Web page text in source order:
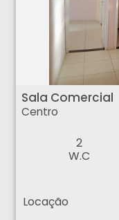
Sala Comercial - Centro - Ribeirão Preto
Sala Comercial
Centro
2
W.C
Locação